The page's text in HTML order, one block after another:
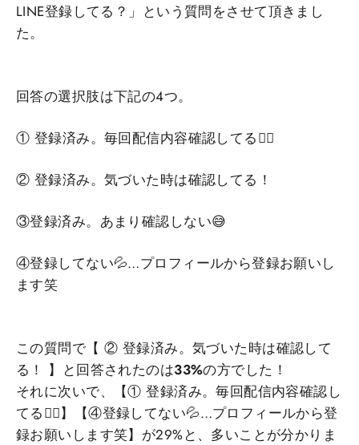
LINE登録してる？」という質問をさせて頂きまし
た。
回答の選択肢は下記の4つ。
① 登録済み。​​毎回配信内容確認してる❤️‍🔥
② 登録済み。気づいた時は確認してる！
③登録済み。あまり確認しない😅
④登録してない💦…プロフィールから登録お願いし
ます笑
この質問で【 ② 登録済み。気づいた時は確認して
る！ 】と回答されたのは33%の方でした！
それに次いで、【① 登録済み。​​毎回配信内容確認し
てる❤️‍🔥】【④登録してない💦…プロフィールから登
録お願いします笑】が29%と、多いことが分かりま